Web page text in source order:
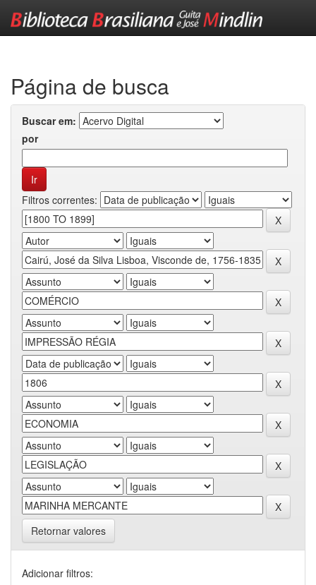
Página de busca
Buscar em:
por
Filtros correntes:
Retornar valores
Adicionar filtros: